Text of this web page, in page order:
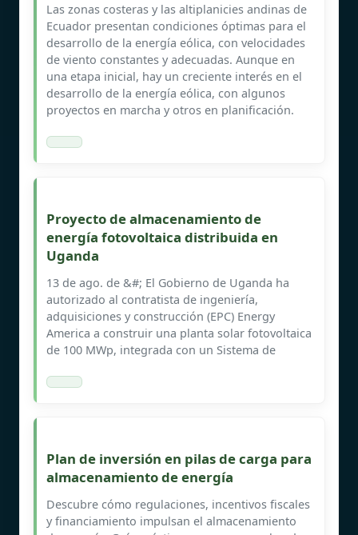
Las zonas costeras y las altiplanicies andinas de
Ecuador presentan condiciones óptimas para el
desarrollo de la energía eólica, con velocidades
de viento constantes y adecuadas. Aunque en
una etapa inicial, hay un creciente interés en el
desarrollo de la energía eólica, con algunos
proyectos en marcha y otros en planificación.
Proyecto de almacenamiento de
energía fotovoltaica distribuida en
Uganda
13 de ago. de &#; El Gobierno de Uganda ha
autorizado al contratista de ingeniería,
adquisiciones y construcción (EPC) Energy
America a construir una planta solar fotovoltaica
de 100 MWp, integrada con un Sistema de
Plan de inversión en pilas de carga para
almacenamiento de energía
Descubre cómo regulaciones, incentivos fiscales
y financiamiento impulsan el almacenamiento